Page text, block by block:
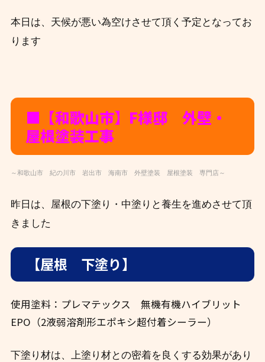
本日は、天候が悪い為空けさせて頂く予定となってお
ります
■【和歌山市】F様邸 外壁・
屋根塗装工事
～和歌山市 紀の川市 岩出市 海南市 外壁塗装 屋根塗装 専門店～
昨日は、屋根の下塗り・中塗りと養生を進めさせて頂
きました
【屋根 下塗り】
使用塗料：プレマテックス 無機有機ハイブリット
EPO（2液弱溶剤形エポキシ超付着シーラー）
下塗り材は、上塗り材との密着を良くする効果があり